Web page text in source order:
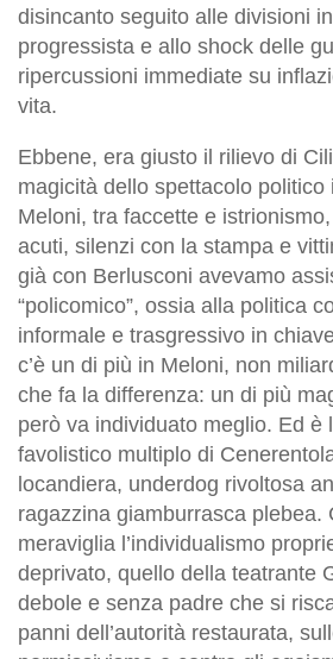
disincanto seguito alle divisioni
progressista e allo shock delle
ripercussioni immediate su
vita.
Ebbene, era giusto il rilievo di
magicità dello spettacolo politico
Meloni, tra faccette e
acuti, silenzi con la stampa e
già con Berlusconi avevamo
“policomico”, ossia alla politica
informale e trasgressivo in
c’è un di più in Meloni, non
che fa la differenza: un di più
però va individuato meglio. Ed è
favolistico multiplo di
locandiera, underdog rivoltosa
ragazzina giamburrasca plebea.
meraviglia l’individualismo
deprivato, quello della teatrante
debole e senza padre che si
panni dell’autorità restaurata,